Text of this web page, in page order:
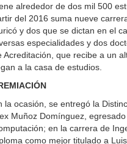
alrededor de dos mil 500
del 2016 suma nueve
y dos que se dictan en el
especialidades y dos
Acreditación, que recibe a un
a la casa de estudios.
la ocasión, se entregó la
Muñoz Domínguez,
en la carrera de
como mejor titulado a